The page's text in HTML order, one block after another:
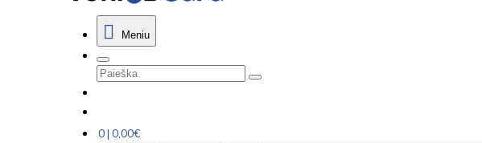
Meniu
0 | 0,00€